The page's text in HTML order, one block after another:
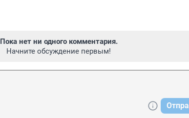
Пока нет ни одного комментария.
Начните обсуждение первым!